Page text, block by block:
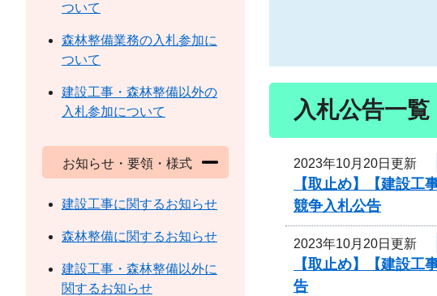
入札公告一覧
2023年10月20日更新
【取止め】【建設
競争入札公告
2023年10月20日更新
【取止め】【建設
告
ついて
森林整備業務の入札参加に
ついて
建設工事・森林整備以外の
入札参加について
お知らせ・要領・様式
建設工事に関するお知らせ
森林整備に関するお知らせ
建設工事・森林整備以外に
関するお知らせ